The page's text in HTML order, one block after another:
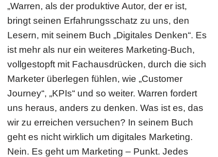
„Warren, als der produktive Autor, der er ist,
bringt seinen Erfahrungsschatz zu uns, den
Lesern, mit seinem Buch „Digitales Denken“. Es
ist mehr als nur ein weiteres Marketing-Buch,
vollgestopft mit Fachausdrücken, durch die sich
Marketer überlegen fühlen, wie „Customer
Journey“, „KPIs“ und so weiter. Warren fordert
uns heraus, anders zu denken. Was ist es, das
wir zu erreichen versuchen? In seinem Buch
geht es nicht wirklich um digitales Marketing.
Nein. Es geht um Marketing – Punkt. Jedes